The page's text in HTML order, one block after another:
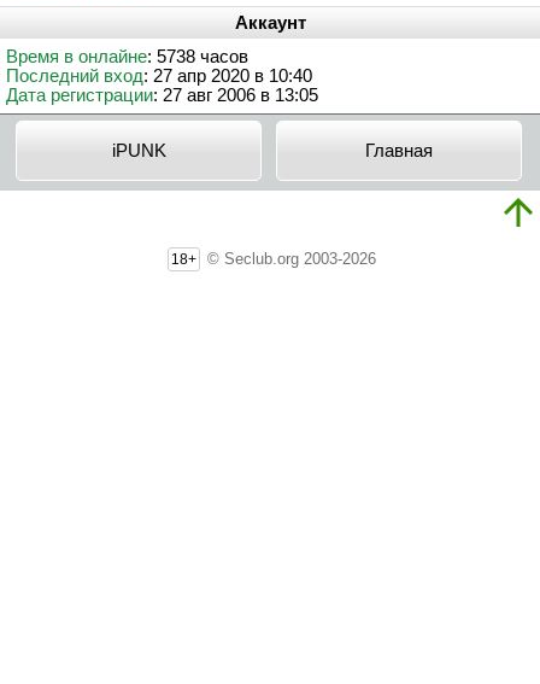
Аккаунт
Время в онлайне: 5738 часов
Последний вход: 27 апр 2020 в 10:40
Дата регистрации: 27 авг 2006 в 13:05
iPUNK Главная
18+ © Seclub.org 2003-2026